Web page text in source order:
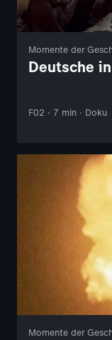
Momente der
Deutsche
F02 · 7 min · Doku
Momente der